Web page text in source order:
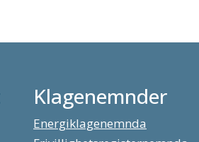
Klagenemnder
Energiklagenemnda